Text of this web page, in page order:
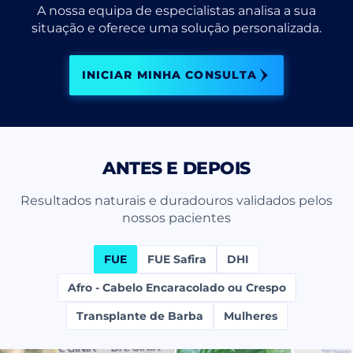
A nossa equipa de especialistas analisa a sua
situação e oferece uma solução personalizada.
INICIAR MINHA CONSULTA
ANTES E DEPOIS
Resultados naturais e duradouros validados pelos
nossos pacientes
FUE FUE Safira
DHI
Afro - Cabelo Encaracolado ou Crespo
Transplante de Barba
Mulheres